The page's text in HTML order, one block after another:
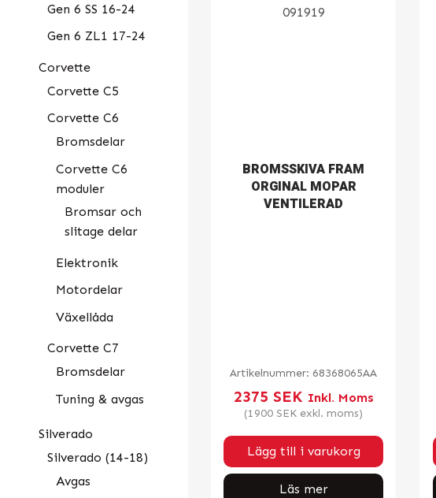
Gen 6 SS 16-24
Gen 6 ZL1 17-24
Corvette
Corvette C5
Corvette C6
Bromsdelar
Corvette C6
moduler
Bromsar och
slitage delar
Elektronik
Motordelar
Växellåda
Corvette C7
Bromsdelar
Tuning & avgas
Silverado
Silverado (14-18)
Avgas
BROMSSKIVA FRAM
ORGINAL MOPAR
VENTILERAD
Artikelnummer: 68368065AA
2375 SEK Inkl. Moms
(1900 SEK exkl. moms)
Lägg till i varukorg
Läs mer